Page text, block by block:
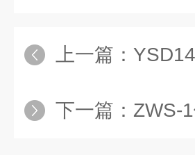
上一篇：
下一篇： ZWS-1